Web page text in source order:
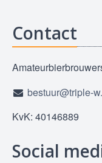
Contact
bestuur@triple-
KvK: 40146889
Social